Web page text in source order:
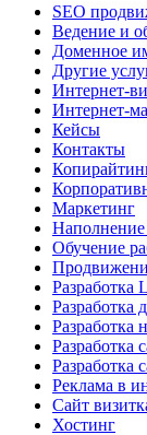
SEO
Ведение и
Доменное
Другие
Интернет-
Интернет-
Кейсы
Контакты
Маркетинг
Наполнение
Обучение
Разработка
Разработка
Разработка
Разработка
Разработка
Реклама в
Сайт
Хостинг